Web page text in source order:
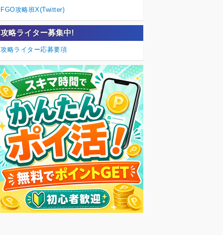
FGO攻略班X(Twitter)
攻略ライター募集中!
攻略ライター応募要項